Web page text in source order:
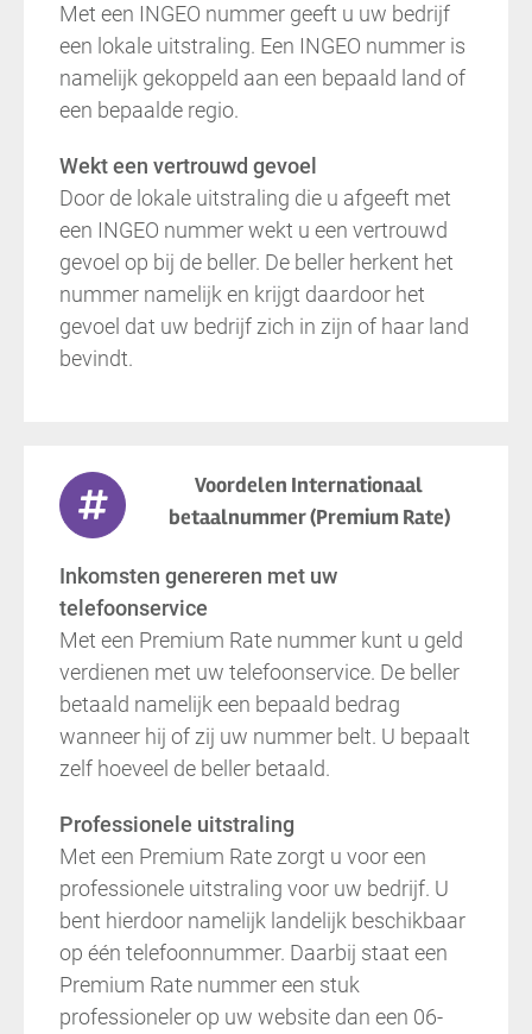
Met een INGEO nummer geeft u uw bedrijf
een lokale uitstraling. Een INGEO nummer is
namelijk gekoppeld aan een bepaald land of
een bepaalde regio.
Wekt een vertrouwd gevoel
Door de lokale uitstraling die u afgeeft met
een INGEO nummer wekt u een vertrouwd
gevoel op bij de beller. De beller herkent het
nummer namelijk en krijgt daardoor het
gevoel dat uw bedrijf zich in zijn of haar land
bevindt.
Voordelen Internationaal
betaalnummer (Premium Rate)
Inkomsten genereren met uw
telefoonservice
Met een Premium Rate nummer kunt u geld
verdienen met uw telefoonservice. De beller
betaald namelijk een bepaald bedrag
wanneer hij of zij uw nummer belt. U bepaalt
zelf hoeveel de beller betaald.
Professionele uitstraling
Met een Premium Rate zorgt u voor een
professionele uitstraling voor uw bedrijf. U
bent hierdoor namelijk landelijk beschikbaar
op één telefoonnummer. Daarbij staat een
Premium Rate nummer een stuk
professioneler op uw website dan een 06-